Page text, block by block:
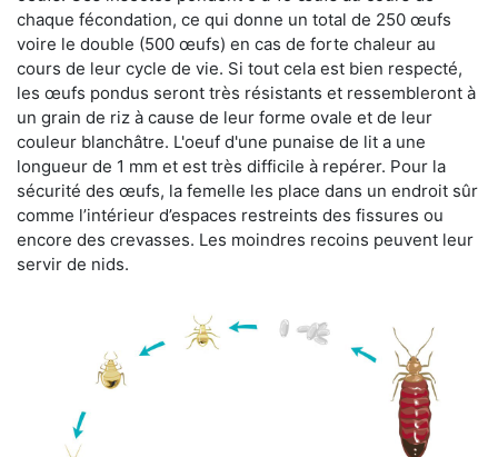
chaque fécondation, ce qui donne un total de 250 œufs
voire le double (500 œufs) en cas de forte chaleur au
cours de leur cycle de vie. Si tout cela est bien respecté,
les œufs pondus seront très résistants et ressembleront à
un grain de riz à cause de leur forme ovale et de leur
couleur blanchâtre. L'oeuf d'une punaise de lit a une
longueur de 1 mm et est très difficile à repérer. Pour la
sécurité des œufs, la femelle les place dans un endroit sûr
comme l’intérieur d’espaces restreints des fissures ou
encore des crevasses. Les moindres recoins peuvent leur
servir de nids.